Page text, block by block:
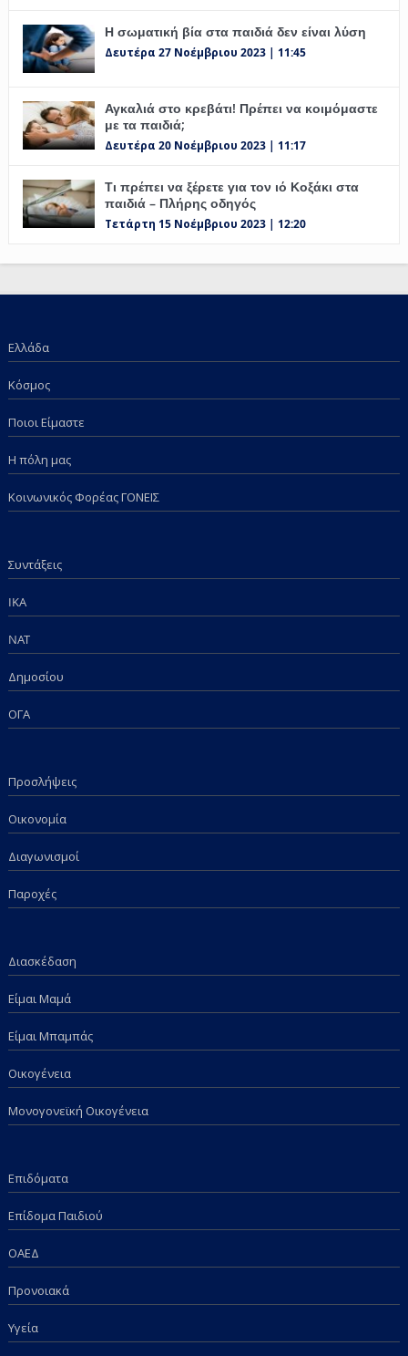
Η σωματική βία στα παιδιά δεν είναι λύση
Δευτέρα 27 Νοέμβριου 2023 | 11:45
Αγκαλιά στο κρεβάτι! Πρέπει να κοιμόμαστε
με τα παιδιά;
Δευτέρα 20 Νοέμβριου 2023 | 11:17
Τι πρέπει να ξέρετε για τον ιό Κοξάκι στα
παιδιά – Πλήρης οδηγός
Τετάρτη 15 Νοέμβριου 2023 | 12:20
Ελλάδα
Κόσμος
Ποιοι Είμαστε
Η πόλη μας
Κοινωνικός Φορέας ΓΟΝΕΙΣ
Συντάξεις
IKA
NAT
Δημοσίου
ΟΓΑ
Προσλήψεις
Οικονομία
Διαγωνισμοί
Παροχές
Διασκέδαση
Είμαι Μαμά
Είμαι Μπαμπάς
Οικογένεια
Μονογονεϊκή Οικογένεια
Επιδόματα
Επίδομα Παιδιού
ΟΑΕΔ
Προνοιακά
Υγεία